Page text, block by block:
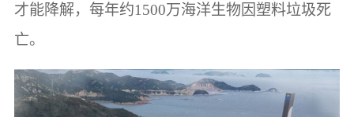
才能降解，每年约1500万海洋生物因塑料垃圾死
亡。